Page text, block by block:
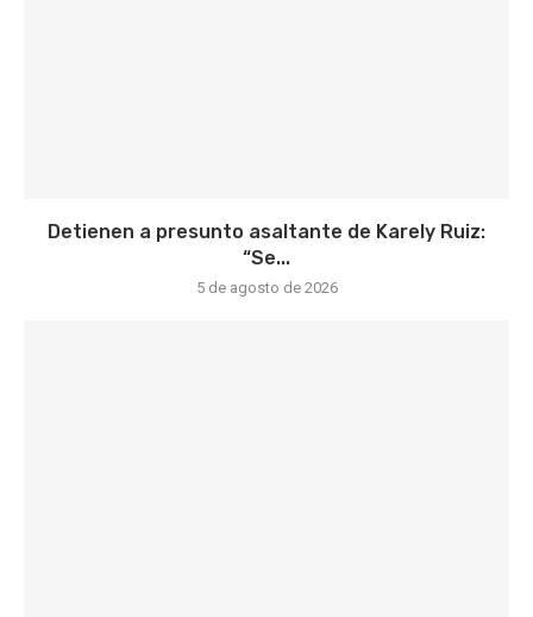
Detienen a presunto asaltante de Karely Ruiz:
“Se...
5 de agosto de 2026